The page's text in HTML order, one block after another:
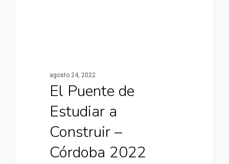
agosto 24, 2022
El Puente de
Estudiar a
Construir –
Córdoba 2022